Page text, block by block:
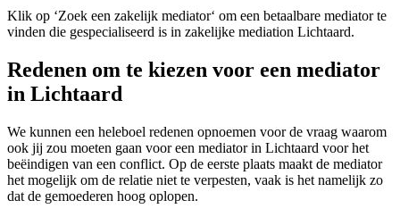
Klik op ‘Zoek een zakelijk mediator‘ om een betaalbare mediator te
vinden die gespecialiseerd is in zakelijke mediation Lichtaard.
Redenen om te kiezen voor een mediator
in Lichtaard
We kunnen een heleboel redenen opnoemen voor de vraag waarom
ook jij zou moeten gaan voor een mediator in Lichtaard voor het
beëindigen van een conflict. Op de eerste plaats maakt de mediator
het mogelijk om de relatie niet te verpesten, vaak is het namelijk zo
dat de gemoederen hoog oplopen.